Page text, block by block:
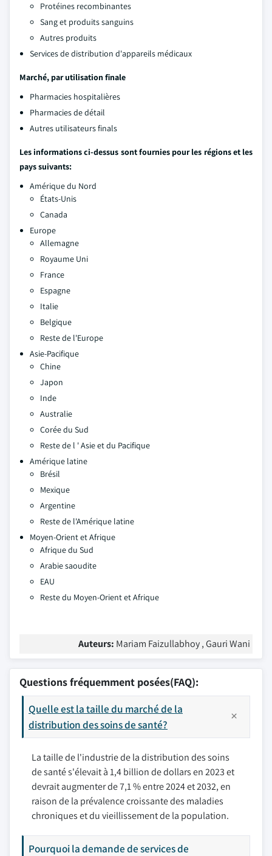
Protéines recombinantes
Sang et produits sanguins
Autres produits
Services de distribution d'appareils médicaux
Marché, par utilisation finale
Pharmacies hospitalières
Pharmacies de détail
Autres utilisateurs finals
Les informations ci-dessus sont fournies pour les régions et les
pays suivants:
Amérique du Nord
États-Unis
Canada
Europe
Allemagne
Royaume Uni
France
Espagne
Italie
Belgique
Reste de l'Europe
Asie-Pacifique
Chine
Japon
Inde
Australie
Corée du Sud
Reste de l ' Asie et du Pacifique
Amérique latine
Brésil
Mexique
Argentine
Reste de l'Amérique latine
Moyen-Orient et Afrique
Afrique du Sud
Arabie saoudite
EAU
Reste du Moyen-Orient et Afrique
Auteurs: Mariam Faizullabhoy , Gauri Wani
Questions fréquemment posées(FAQ):
Quelle est la taille du marché de la
distribution des soins de santé?
La taille de l'industrie de la distribution des soins
de santé s'élevait à 1,4 billion de dollars en 2023 et
devrait augmenter de 7,1 % entre 2024 et 2032, en
raison de la prévalence croissante des maladies
chroniques et du vieillissement de la population.
Pourquoi la demande de services de